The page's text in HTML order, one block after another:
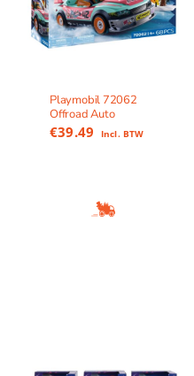
Playmobil 72062
Offroad Auto
€39.49 Incl. BTW